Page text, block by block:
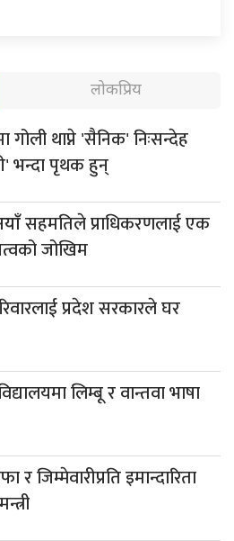
लोकप्रिय
गोली थाप्ने 'सैनिक' निःसन्देह
भन्दा पृथक हुन्
सहमतिले प्राधिकरणलाई एक
जोखिम
प्रदेश सरकारले घर
लिम्बू र वान्तवा भाषा
र जिम्मेवारीप्रति इमान्दारिता